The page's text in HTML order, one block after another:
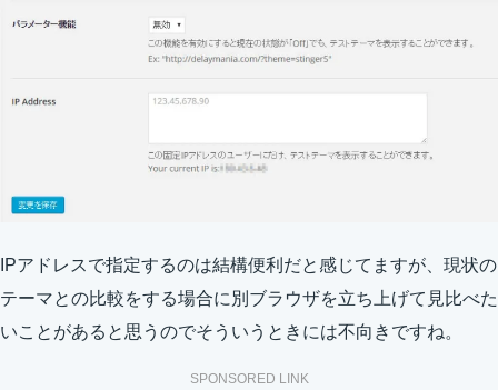
IPアドレスで指定するのは結構便利だと感じてますが、現状の
テーマとの比較をする場合に別ブラウザを立ち上げて見比べた
いことがあると思うのでそういうときには不向きですね。
SPONSORED LINK